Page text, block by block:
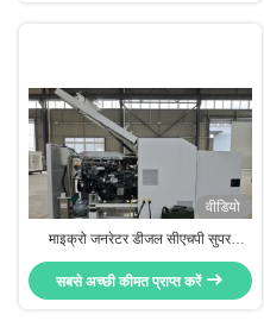
वीडियो
माइक्रो जनरेटर डीजल सीएचपी सुपर
साइलेंट कम उत्सर्जन 20KW 25KVA
सबसे अच्छी कीमत प्राप्त करें